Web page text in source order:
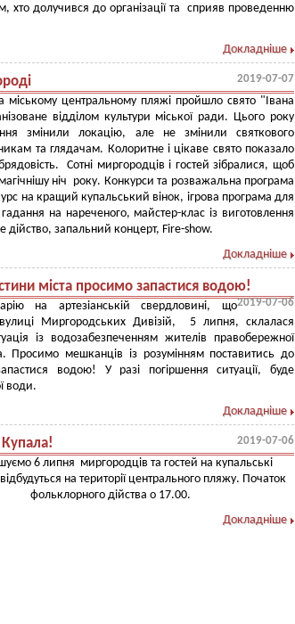
хто долучився до організації та сприяв проведенню
Докладніше
2019-07-07
міському центральному пляжі пройшло свято "Івана
відділом культури міської ради. Цього року
змінили локацію, але не змінили святкового
та глядачам. Колоритне і цікаве свято показало
Сотні миргородців і гостей зібралися, щоб
ніч року. Конкурси та розважальна програма
на кращий купальський вінок, ігрова програма для
на нареченого, майстер-клас із виготовлення
дійство, запальний концерт, Fire-show.
Докладніше
міста просимо запастися водою!
2019-07-06
на артезіанській свердловині, що
Миргородських Дивізій, 5 липня, склалася
із водозабезпеченням жителів правобережної
Просимо мешканців із розумінням поставитись до
водою! У разі погіршення ситуації, буде
води.
Докладніше
2019-07-06
6 липня миргородців та гостей на купальські
на території центрального пляжу. Початок
фольклорного дійства о 17.00.
Докладніше